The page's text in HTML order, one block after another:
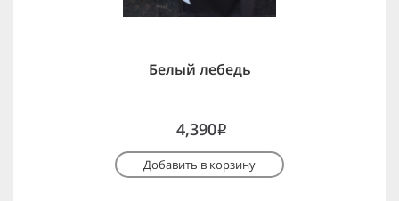
Белый лебедь
4,390i
Добавить в корзину